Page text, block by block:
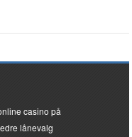
casino på
lånevalg